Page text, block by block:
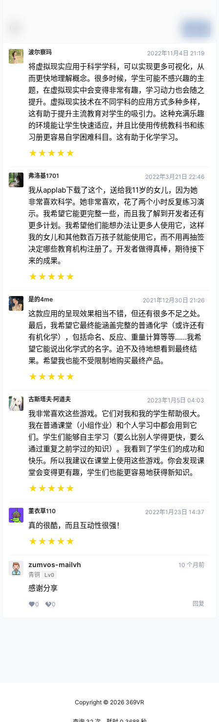
波尔察玛 2022年11月4日 21:19
将虚拟现实应用于科学学科，可以实现更多可视化，从
而更快地理解概念。很多时候，学生可能不感兴趣的主
题，在虚拟现实中会变得非常有趣，学习动力也会随之
提升。虚拟现实技术在不同学科的应用方式多种多样，
这有助于提升主流教育对学生的吸引力。这种充满乐趣
的环境能让学生快速适应，并且比使用传统教科书和练
习册更容易自学困难科目。这有助于化学学习。
★★★★★
弗洛基1701 2022年3月21日 22:46
我从applab下载了这个，送给我11岁的女儿，因为她
非常喜欢科学。她非常喜欢，花了两个小时反复练习演
示。我希望它能更完整一些，而且我了解到开发者还有
更多计划。我希望他们能想办法让更多人使用它，这样
我的女儿和其他数百万孩子就能使用它，而不用再抽签
决定哪些教育机构注册了。开发者做得真棒，期待接下
来的成果。
★★★★★
是的4me 2021年12月30日 21:26
这款应用的呈现效果相当不错，但还有很多不足之处。
最后，我希望它最终能涵盖完整的普通化学（或许还有
有机化学），包括命名、反应、重量计算等等……我希
望它能说出化学式的名字。迫不及待地想看到最终结
果。希望我也能不受限制地购买最终产品。
★★★★★
古斯塔夫·阿道夫 2023年1月5日 04:03
我非常喜欢这些游戏。它们对我和我的学生帮助很大。
我在普通课堂（小组作业）和个人学习中都会用到它
们。学生们能够自主学习（要么比别人学得更快，要么
通过重复之前学过的知识）。我看到了学生们的成功和
快乐。所以我建议在课堂上使用这些游戏。你会发现课
堂会变得更有趣，学生们也能更容易地获得新知识。
★★★★★
薰衣草110 2022年1月23日 14:37
真的很酷，而且互动性很强！
★★★★★
zumvos-mailvh
青铜 Lv0
10 个月前
感谢分享
0 0 回复
Copyright © 2026 369VR